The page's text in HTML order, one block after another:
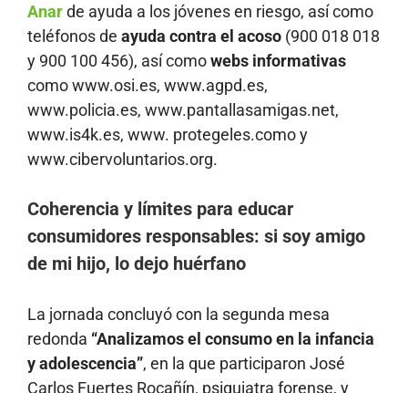
Anarde ayuda a los jóvenes en riesgo, así como
teléfonos de ayuda contra el acoso (900 018 018
y 900 100 456), así comowebs informativas
como www.osi.es, www.agpd.es,
www.policia.es, www.pantallasamigas.net,
www.is4k.es, www. protegeles.como y
www.cibervoluntarios.org.
Coherencia y límites para educar
consumidores responsables: si soy amigo
de mi hijo, lo dejo huérfano
La jornada concluyó con la segunda mesa
redonda “Analizamos el consumo en la infancia
y adolescencia”, en la que participaron José
Carlos Fuertes Rocañín, psiquiatra forense, y